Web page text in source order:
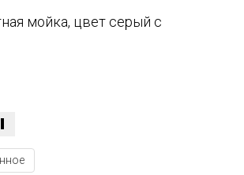
мойка, цвет серый с